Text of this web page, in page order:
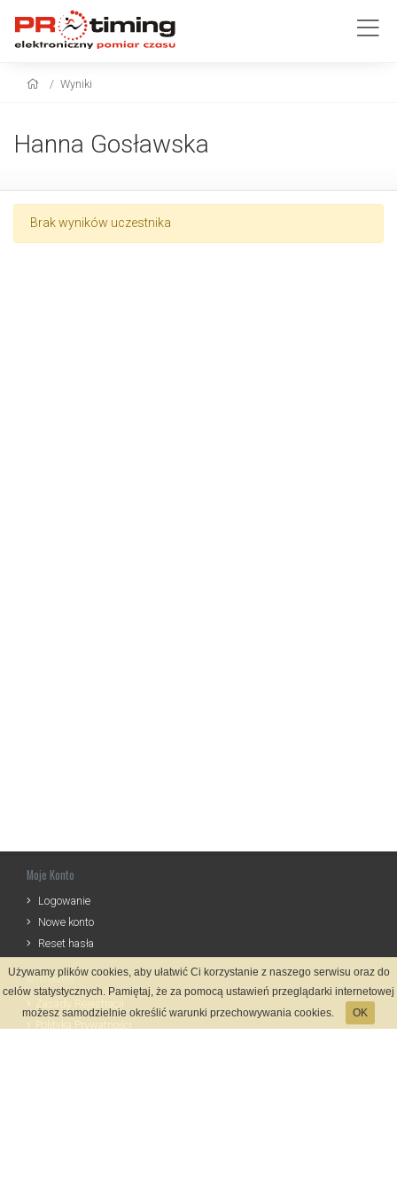
Wyniki
Hanna Gosławska
Brak wyników uczestnika
Moje Konto
Logowanie
Nowe konto
Reset hasła
Informacje
Używamy plików cookies, aby ułatwić Ci korzystanie z naszego serwisu oraz do
celów statystycznych. Pamiętaj, że za pomocą ustawień przeglądarki internetowej
możesz samodzielnie określić warunki przechowywania cookies.
OK